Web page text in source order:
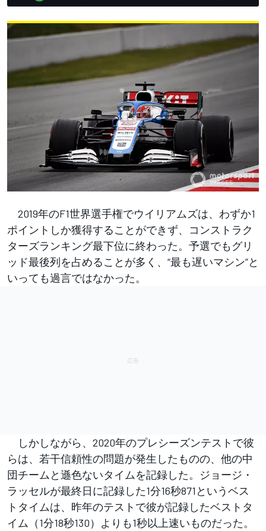
2019年のF1世界選手権でウイリアムズは、わずか1
ポイントしか獲得することができず、コンストラク
ターズランキング最下位に終わった。予選でもグリ
ッド最後列を占めることが多く、“最も遅いマシン”と
いっても過言ではなかった。
しかしながら、2020年のプレシーズンテストで彼
らは、若干信頼性の問題が発生したものの、他の中
団チームと遜色ないタイムを記録した。ジョージ・
ラッセルが最終日に記録した1分16秒871というベス
トタイムは、昨年のテストで彼が記録したベストタ
イム（1分18秒130）よりも1秒以上速いものだった。